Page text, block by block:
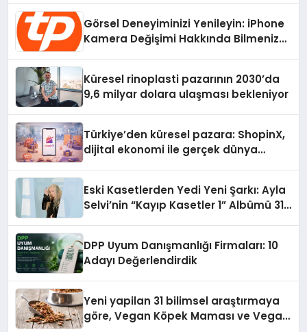
Görsel Deneyiminizi Yenileyin: iPhone
Kamera Değişimi Hakkında Bilmeniz
Küresel rinoplasti pazarının 2030’da
9,6 milyar dolara ulaşması bekleniyor
Türkiye’den küresel pazara: ShopinX,
dijital ekonomi ile gerçek dünya
Eski Kasetlerden Yedi Yeni Şarkı: Ayla
Selvi’nin “Kayıp Kasetler 1” Albümü 31
DPP Uyum Danışmanlığı Firmaları: 10
Adayı Değerlendirdik
Yeni yapilan 31 bilimsel araştırmaya
göre, Vegan Köpek Maması ve Vegan